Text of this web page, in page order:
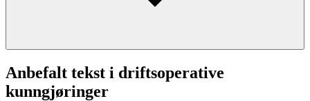
Anbefalt tekst i driftsoperative
kunngjøringer